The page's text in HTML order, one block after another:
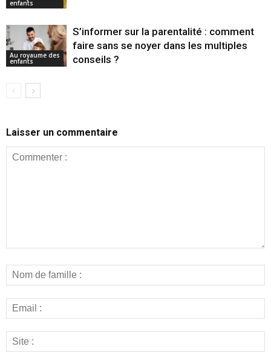
enfants
Au royaume des
enfants
S’informer sur la parentalité : comment
faire sans se noyer dans les multiples
conseils ?
Laisser un commentaire